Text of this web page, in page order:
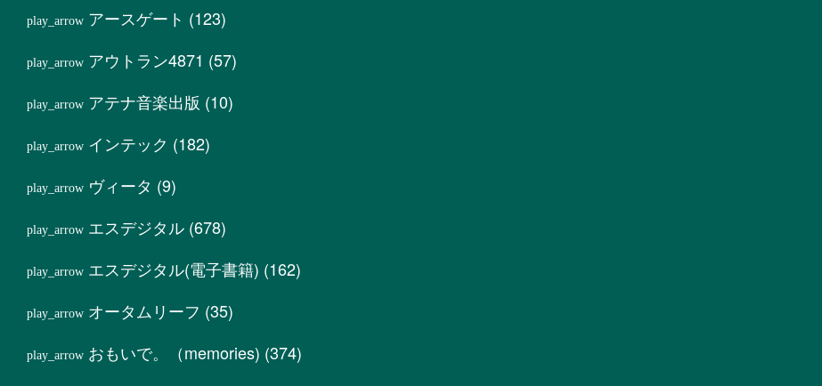
アースゲート (123)
アウトラン4871 (57)
アテナ音楽出版 (10)
インテック (182)
ヴィータ (9)
エスデジタル (678)
エスデジタル(電子書籍) (162)
オータムリーフ (35)
おもいで。（memories) (374)